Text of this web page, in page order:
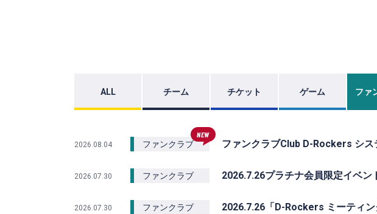
ALL チーム チケット ゲーム ファ
2026.08.04
NEW
ファンクラブ ファンクラブClub D-Rockers シ
2026.07.30 ファンクラブ 2026.7.26プラチナ会員限定イベ
2026.07.30 ファンクラブ 2026.7.26「D-Rockers ミーティ